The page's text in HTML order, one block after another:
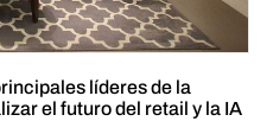
líderes de la
el futuro del retail y la IA